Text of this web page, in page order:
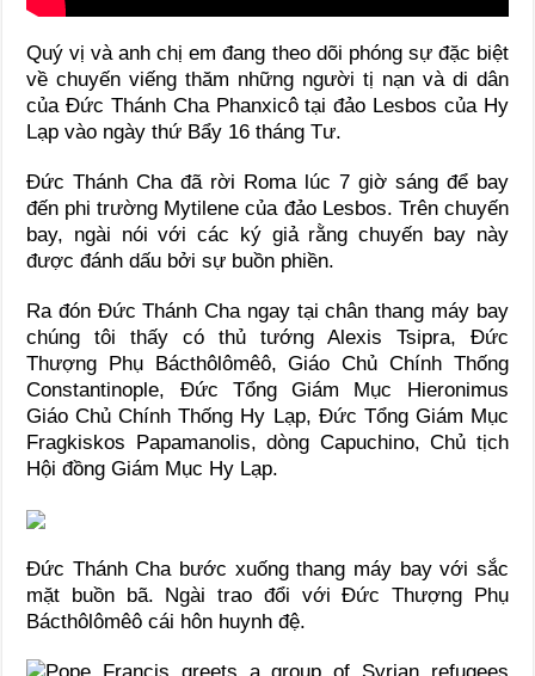
Quý vị và anh chị em đang theo dõi phóng sự đặc biệt
về chuyến viếng thăm những người tị nạn và di dân
của Đức Thánh Cha Phanxicô tại đảo Lesbos của Hy
Lạp vào ngày thứ Bẩy 16 tháng Tư.
Đức Thánh Cha đã rời Roma lúc 7 giờ sáng để bay
đến phi trường Mytilene của đảo Lesbos. Trên chuyến
bay, ngài nói với các ký giả rằng chuyến bay này
được đánh dấu bởi sự buồn phiền.
Ra đón Đức Thánh Cha ngay tại chân thang máy bay
chúng tôi thấy có thủ tướng Alexis Tsipra, Đức
Thượng Phụ Bácthôlômêô, Giáo Chủ Chính Thống
Constantinople, Đức Tổng Giám Mục Hieronimus
Giáo Chủ Chính Thống Hy Lạp, Đức Tổng Giám Mục
Fragkiskos Papamanolis, dòng Capuchino, Chủ tịch
Hội đồng Giám Mục Hy Lạp.
Đức Thánh Cha bước xuống thang máy bay với sắc
mặt buồn bã. Ngài trao đổi với Đức Thượng Phụ
Bácthôlômêô cái hôn huynh đệ.